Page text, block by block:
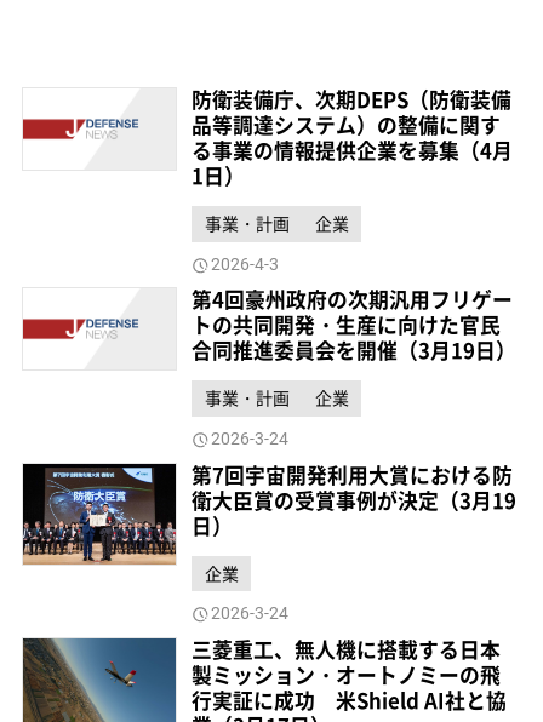
防衛装備庁、次期DEPS（防衛装備
品等調達システム）の整備に関す
る事業の情報提供企業を募集（4月
1日）
事業・計画 企業
2026-4-3
第4回豪州政府の次期汎用フリゲー
トの共同開発・生産に向けた官民
合同推進委員会を開催（3月19日）
事業・計画 企業
2026-3-24
第7回宇宙開発利用大賞における防
衛大臣賞の受賞事例が決定（3月19
日）
企業
2026-3-24
三菱重工、無人機に搭載する日本
製ミッション・オートノミーの飛
行実証に成功 米Shield AI社と協